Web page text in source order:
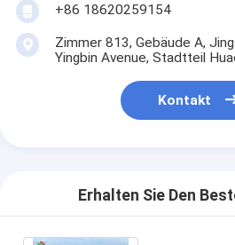
+86 18620259154
Zimmer 813, Gebäude A,
Yingbin Avenue, Stadtteil
Kontakt
Erhalten Sie Den